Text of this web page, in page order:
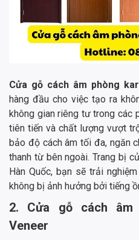
Cửa gỗ cách âm phòng
hàng đầu cho việc tạo ra
không gian riêng tư trong các
tiên tiến và chất lượng vượt
bảo độ cách âm tối đa, ngăn
thanh từ bên ngoài. Trang bị
Hàn Quốc, bạn sẽ trải
không bị ảnh hưởng bởi tiếng
2. Cửa gỗ cách âm
Veneer